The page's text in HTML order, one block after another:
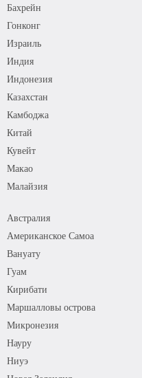
Бахрейн
Гонконг
Израиль
Индия
Индонезия
Казахстан
Камбоджа
Китай
Кувейт
Макао
Малайзия
Австралия
Американское Самоа
Вануату
Гуам
Кирибати
Маршалловы острова
Микронезия
Науру
Ниуэ